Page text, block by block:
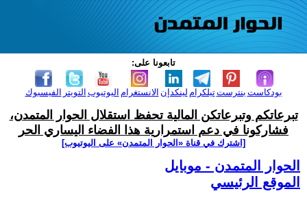
تابعونا على:
الفيسبوك التويتر اليوتيوب الانستغرام لينكدإن تيلكرامبنترست بودكاست
تبرعاتكم وتبرعاتكن المالية تحفظ استقلال الحوار المتمدن،
فشاركونا في دعم استمرارية هذا الفضاء اليساري الحر
[اشترك في قناة ‫«الحوار المتمدن» على اليوتيوب]
الحوار المتمدن - موبايل
الموقع الرئيسي